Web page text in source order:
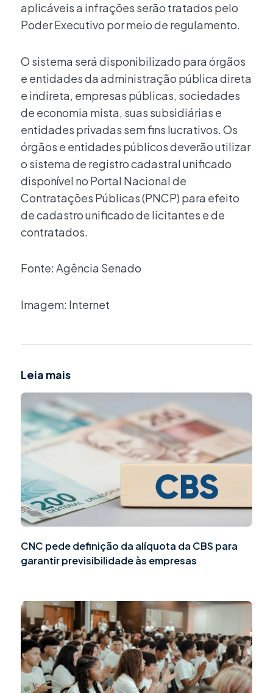
aplicáveis a infrações serão tratados pelo
Poder Executivo por meio de regulamento.
O sistema será disponibilizado para órgãos
e entidades da administração pública direta
e indireta, empresas públicas, sociedades
de economia mista, suas subsidiárias e
entidades privadas sem fins lucrativos. Os
órgãos e entidades públicos deverão utilizar
o sistema de registro cadastral unificado
disponível no Portal Nacional de
Contratações Públicas (PNCP) para efeito
de cadastro unificado de licitantes e de
contratados.
Fonte: Agência Senado
Imagem: Internet
Leia mais
CNC pede definição da alíquota da CBS para
garantir previsibilidade às empresas